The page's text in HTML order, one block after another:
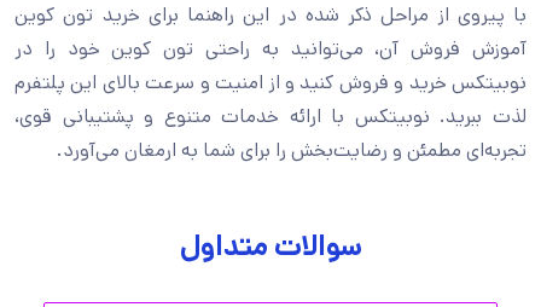
با پیروی از مراحل ذکر شده در این راهنما برای خرید تون کوین
آموزش فروش آن، می‌توانید به راحتی تون کوین خود را در
نوبیتکس خرید و فروش کنید و از امنیت و سرعت بالای این پلتفرم
لذت ببرید. نوبیتکس با ارائه خدمات متنوع و پشتیبانی قوی،
تجربه‌ای مطمئن و رضایت‌بخش را برای شما به ارمغان می‌آورد.
سوالات متداول